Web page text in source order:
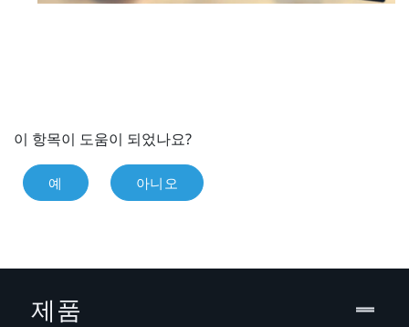
이 항목이 도움이 되었나요?
예 아니오
제품